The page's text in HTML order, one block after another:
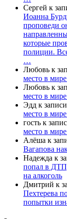
Сергей к
Иоанна
проповеди
которые
полиции.
…
Любовь к
место в
Любовь к
место в
Эдд к записи
место в
гость к
место в
Алёша к
Вагапова
Надежда к
попал в ДТП,
на алкоголь
Дмитрий к
Пехтерева
попытки